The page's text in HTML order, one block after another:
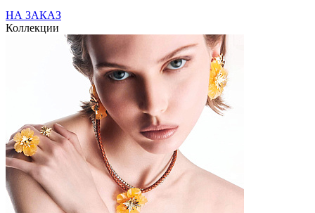
НА ЗАКАЗ
Коллекции